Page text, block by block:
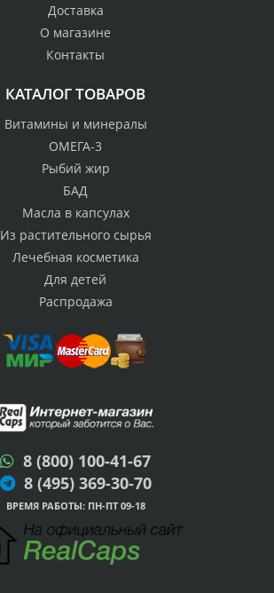
Доставка
О магазине
Контакты
КАТАЛОГ ТОВАРОВ
Витамины и минералы
ОМЕГА-3
Рыбий жир
БАД
Масла в капсулах
Из растительного сырья
Лечебная косметика
Для детей
Распродажа
8 (800) 100-41-67
8 (495) 369-30-70
ВРЕМЯ РАБОТЫ: ПН-ПТ 09-18